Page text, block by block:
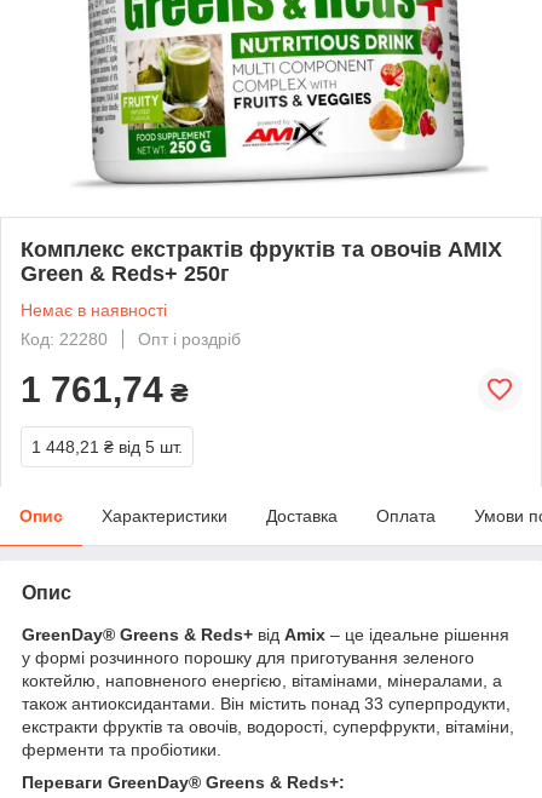
Комплекс екстрактів фруктів та овочів AMIX
Green & Reds+ 250г
Немає в наявності
Код: 22280
Опт і роздріб
1 761,74 ₴
1 448,21 ₴ від 5 шт.
Опис Характеристики Доставка Оплата Умови
Опис
GreenDay® Greens & Reds+ від Amix – це ідеальне рішення
у формі розчинного порошку для приготування зеленого
коктейлю, наповненого енергією, вітамінами, мінералами, а
також антиоксидантами. Він містить понад 33 суперпродукти,
екстракти фруктів та овочів, водорості, суперфрукти, вітаміни,
ферменти та пробіотики.
Переваги GreenDay® Greens & Reds+: